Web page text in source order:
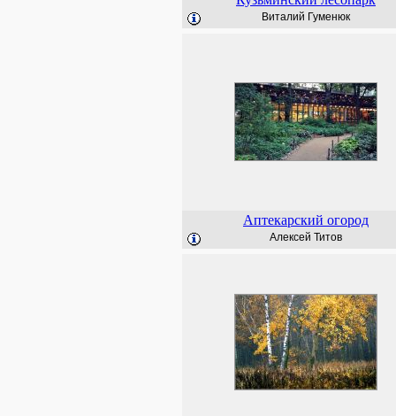
Виталий Гуменюк
Аптекарский огород
Алексей Титов